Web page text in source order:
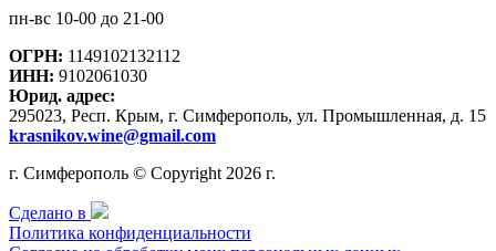
пн-вс 10-00 до 21-00
ОГРН: 1149102132112
ИНН: 9102061030
Юрид. адрес:
295023, Респ. Крым, г. Симферополь, ул. Промышленная, д. 15
krasnikov.wine@gmail.com
г. Симферополь © Copyright 2026 г.
Сделано в
Политика конфиденциальности